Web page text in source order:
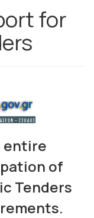
for
entire
of
Tenders